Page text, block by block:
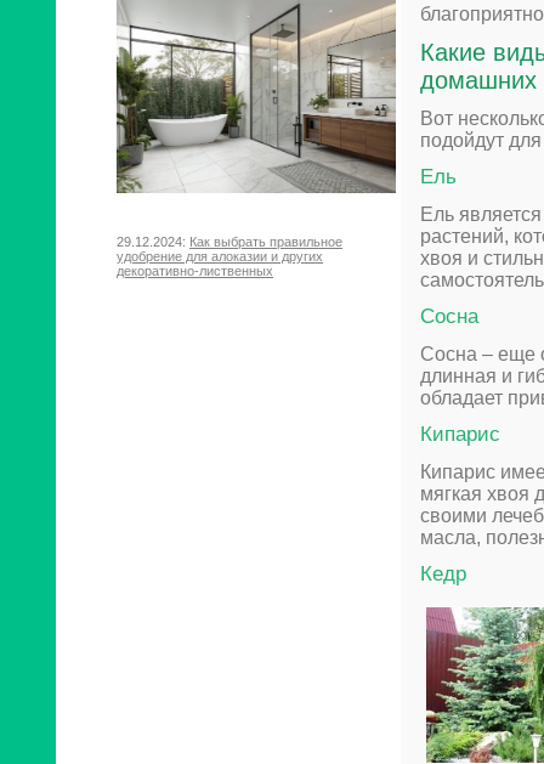
29.12.2024: Как выбрать правильное
удобрение для алоказии и других
декоративно-лиственных
Какие
домашних
Вот
подойдут
Ель
Ель
растений,
хвоя и
Сосна
Сосна – еще
длинная и
обладает
Кипарис
Кипарис
мягкая хвоя
своими
масла,
Кедр